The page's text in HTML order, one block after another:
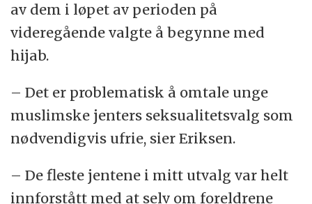
av dem i løpet av perioden på
videregående valgte å begynne med
hijab.
– Det er problematisk å omtale unge
muslimske jenters seksualitetsvalg som
nødvendigvis ufrie, sier Eriksen.
– De fleste jentene i mitt utvalg var helt
innforstått med at selv om foreldrene